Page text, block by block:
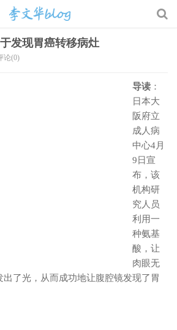
发现胃癌转移病灶
论(0)
导读 ：
日本大
阪府立
成人病
中心4月
9日宣
布，该
机构研
究人员
利用一
种氨基
酸，让
肉眼无
了光，从而成功地让腹腔镜发现了胃